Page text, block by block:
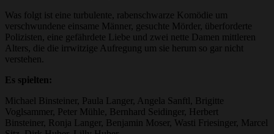
Was folgt ist eine turbulente, rabenschwarze Komödie um
verschwundene einsame Männer, gesuchte Mörder, überforderte
Polizisten, eine gefährdete Liebe und zwei nette Damen mittleren
Alters, die die irrwitzige Aufregung um sie herum so gar nicht
verstehen.
Es spielten:
Michael Binsteiner, Paula Langer, Angela Sanftl, Brigitte
Voglsammer, Peter Mühle, Bernhard Seidinger, Herbert
Binsteiner, Ronja Langer, Benjamin Moser, Wasti Friesinger, Marcel